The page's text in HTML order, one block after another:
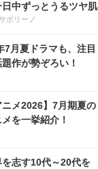
日中ずっとうるツヤ肌
ボリーノ
7月夏ドラマも、注目
作が勢ぞろい！
ニメ2026】7月期夏の
を一挙紹介！
志す10代～20代を